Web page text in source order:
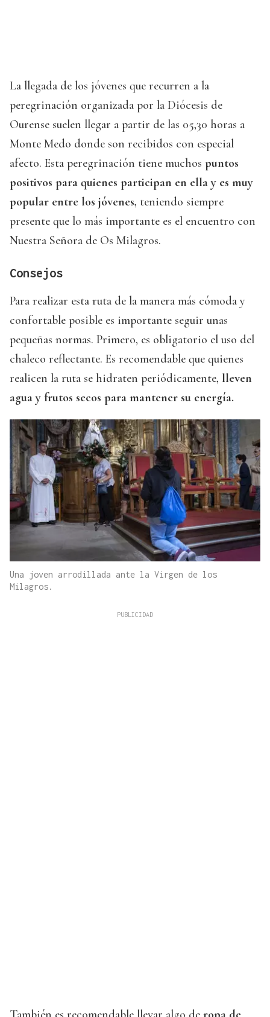
La llegada de los jóvenes que recurren a la
peregrinación organizada por la Diócesis de
Ourense suelen llegar a partir de las 05,30 horas a
Monte Medo donde son recibidos con especial
afecto. Esta peregrinación tiene muchos puntos
positivos para quienes participan en ella y es muy
popular entre los jóvenes, teniendo siempre
presente que lo más importante es el encuentro con
Nuestra Señora de Os Milagros.
Consejos
Para realizar esta ruta de la manera más cómoda y
confortable posible es importante seguir unas
pequeñas normas. Primero, es obligatorio el uso del
chaleco reflectante. Es recomendable que quienes
realicen la ruta se hidraten periódicamente, lleven
agua y frutos secos para mantener su energía.
Una joven arrodillada ante la Virgen de los
Milagros.